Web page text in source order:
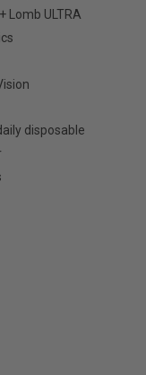
Lomb ULTRA
disposable